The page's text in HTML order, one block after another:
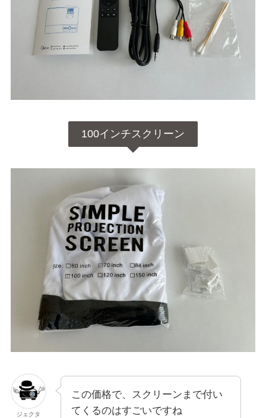
100インチスクリーン
ジェクタ
この価格で、スクリーンまで付い
てくるのはすごいですね